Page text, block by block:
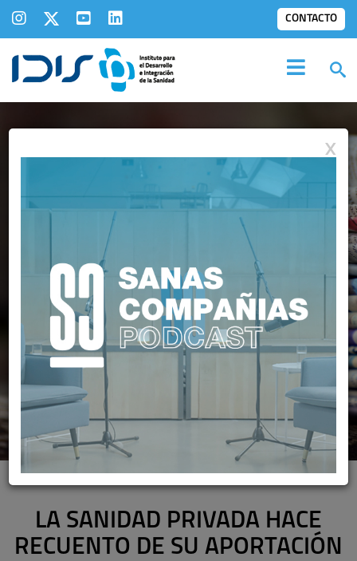
CONTACTO
IDIS EN LOSMEDIOS
LA SANIDAD PRIVADA HACE
RECUENTO DE SU APORTACIÓN
X